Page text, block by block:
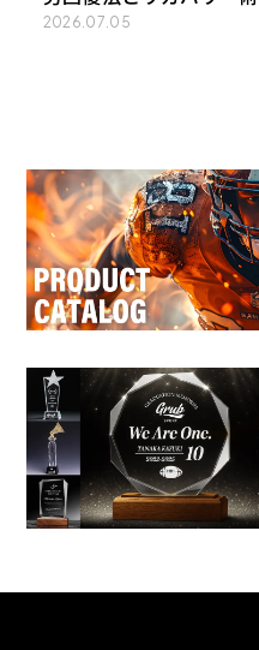
2026.07.05